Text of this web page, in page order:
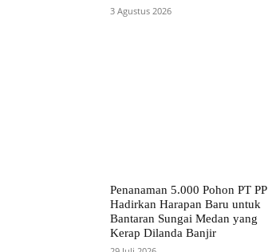
3 Agustus 2026
Penanaman 5.000 Pohon PT PP
Hadirkan Harapan Baru untuk
Bantaran Sungai Medan yang
Kerap Dilanda Banjir